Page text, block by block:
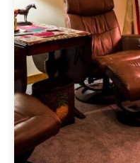
Geschrieben von
Redaktion